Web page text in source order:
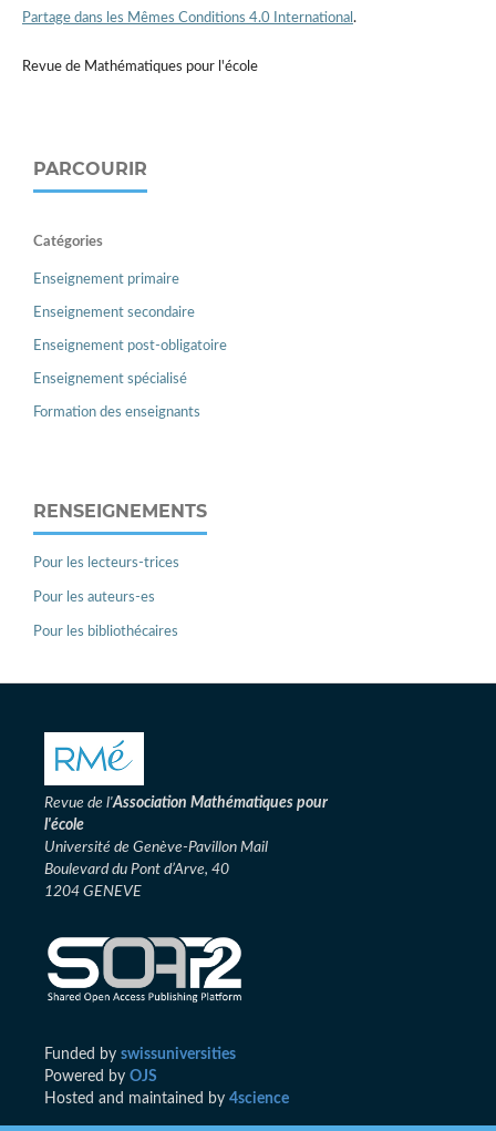
Partage dans les Mêmes Conditions 4.0 International .
Revue de Mathématiques pour l'école
PARCOURIR
Catégories
Enseignement primaire
Enseignement secondaire
Enseignement post-obligatoire
Enseignement spécialisé
Formation des enseignants
RENSEIGNEMENTS
Pour les lecteurs-trices
Pour les auteurs-es
Pour les bibliothécaires
Revue de l'Association Mathématiques pour
l'école
Université de Genève-Pavillon Mail
Boulevard du Pont d’Arve, 40
1204 GENEVE
Funded by swissuniversities
Powered by OJS
Hosted and maintained by 4science